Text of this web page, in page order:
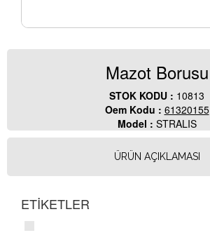
Mazot Borusu
STOK KODU : 10813
Oem Kodu : 61320155
Model : STRALIS
ÜRÜN AÇIKLAMASI
ETİKETLER